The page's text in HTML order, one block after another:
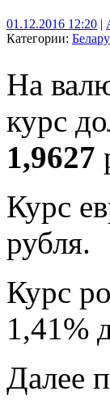
01.12.2016 12:20 |
Категории:
На
курс
1,9627
Курс
рубля.
Курс
1,41%
Далее